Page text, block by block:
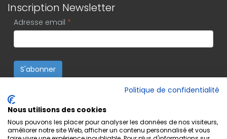
Inscription Newsletter
Adresse email *
S'abonner
Politique de confidentialité
Nous utilisons des cookies
Nous pouvons les placer pour analyser les données de nos visiteurs,
améliorer notre site Web, afficher un contenu personnalisé et vous